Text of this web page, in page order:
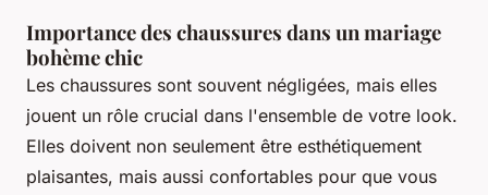
Importance des chaussures dans un mariage
bohème chic
Les chaussures sont souvent négligées, mais elles
jouent un rôle crucial dans l'ensemble de votre look.
Elles doivent non seulement être esthétiquement
plaisantes, mais aussi confortables pour que vous